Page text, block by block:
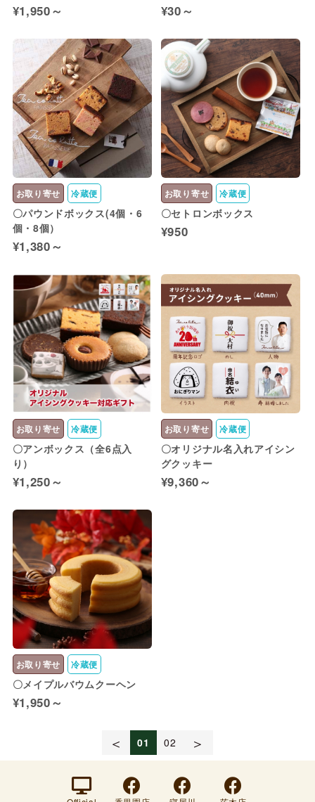
¥1,950～ ¥30～
お取り寄せ 冷蔵便
〇パウンドボックス(4個・6
個・8個）
¥1,380～
お取り寄せ 冷蔵便
〇セトロンボックス
¥950
お取り寄せ 冷蔵便
〇アンボックス（全6点入
り）
¥1,250～
お取り寄せ 冷蔵便
〇オリジナル名入れアイシン
グクッキー
¥9,360～
お取り寄せ 冷蔵便
〇メイプルバウムクーヘン
¥1,950～
＜ 01 02 ＞